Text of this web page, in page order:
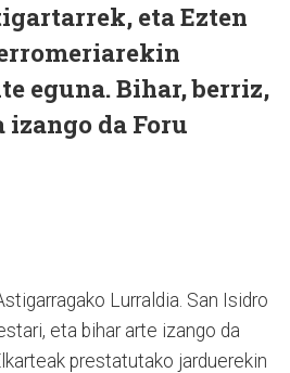
eta Ezten
eguna. Bihar, berriz,
da Foru
Lurraldia. San Isidro
eta bihar arte izango da
prestatutako jarduerekin